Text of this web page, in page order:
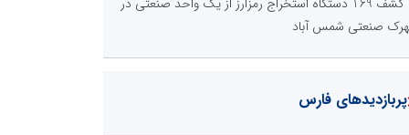
صنعتی شمس آباد
پربازدیدهای فارس